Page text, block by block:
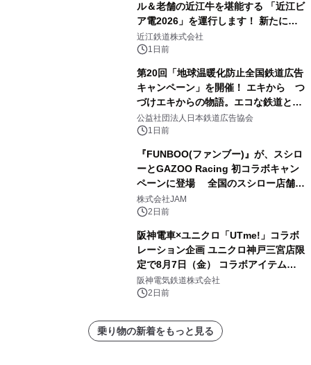
ル＆老舗の近江牛を堪能する 「近江ビ
ア電2026」を運行します！ 新たに
「長濱浪漫ビール」が参加！キリン一
番搾り飲み放題が復活！
近江鉄道株式会社
1日前
第20回「地球温暖化防止全国鉄道広告
キャンペーン」を開催！ エキから つ
づけエキからの物語。エコな鉄道とと
もに。
公益社団法人日本鉄道広告協会
1日前
『FUNBOO(ファンブー)』が、スシロ
ーとGAZOO Racing 初コラボキャン
ペーンに登場 全国のスシロー店舗で
GR 4車種の FUNBOO(ミニカー)付き
メニューが展開されます
株式会社JAM
2日前
阪神電車×ユニクロ「UTme!」コラボ
レーション企画 ユニクロ神戸三宮店限
定で8月7日（金） コラボアイテムが
発売決定！
阪神電気鉄道株式会社
2日前
乗り物の新着をもっと見る